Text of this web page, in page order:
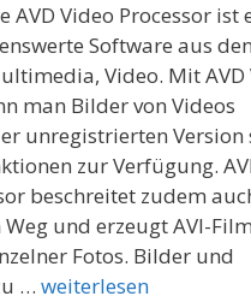
AVD Video Processor ist
Software aus den
Video. Mit AVD
man Bilder von Videos
unregistrierten Version
zur Verfügung.
beschreitet zudem
und erzeugt AVI-
Fotos. Bilder und
… weiterlesen